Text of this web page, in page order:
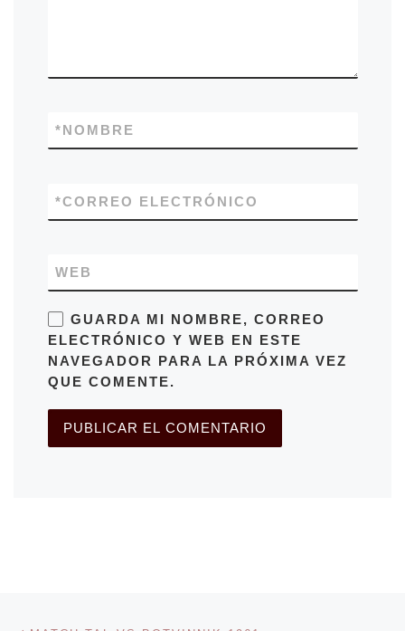
NOMBRE
*
CORREO ELECTRÓNICO
*
WEB
GUARDA MI NOMBRE, CORREO
ELECTRÓNICO Y WEB EN ESTE
NAVEGADOR PARA LA PRÓXIMA VEZ
QUE COMENTE.